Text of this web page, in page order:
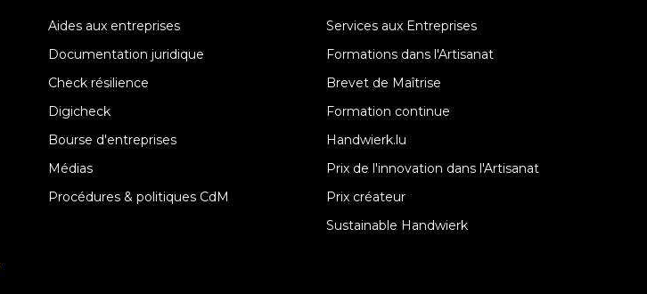
Aides aux entreprises
Documentation juridique
Check résilience
Digicheck
Bourse d'entreprises
Médias
Procédures & politiques CdM
Services aux Entreprises
Formations dans l'Artisanat
Brevet de Maîtrise
Formation continue
Handwierk.lu
Prix de l'innovation dans l'Artisanat
Prix créateur
Sustainable Handwierk